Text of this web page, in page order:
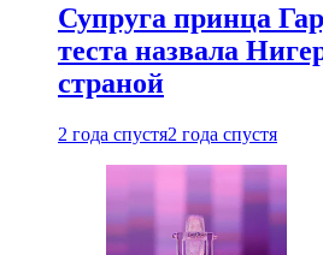
Супруга принца
теста назвала
страной
2 года спустя2 года спустя